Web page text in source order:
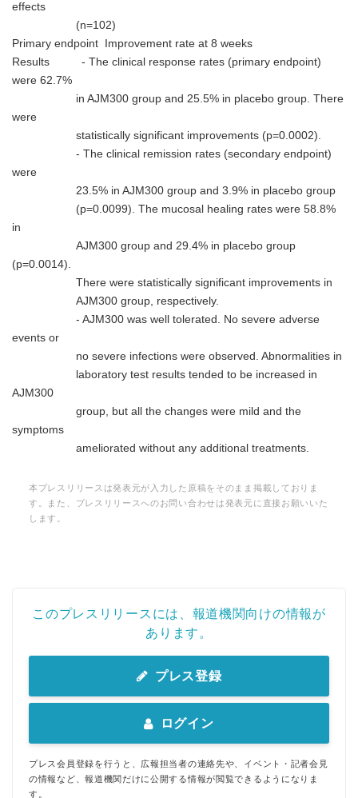
effects
(n=102)
Primary endpoint Improvement rate at 8 weeks
Results - The clinical response rates (primary endpoint)
were 62.7%
in AJM300 group and 25.5% in placebo group. There
were
statistically significant improvements (p=0.0002).
- The clinical remission rates (secondary endpoint)
were
23.5% in AJM300 group and 3.9% in placebo group
(p=0.0099). The mucosal healing rates were 58.8%
in
AJM300 group and 29.4% in placebo group
(p=0.0014).
There were statistically significant improvements in
AJM300 group, respectively.
- AJM300 was well tolerated. No severe adverse
events or
no severe infections were observed. Abnormalities in
laboratory test results tended to be increased in
AJM300
group, but all the changes were mild and the
symptoms
ameliorated without any additional treatments.
本プレスリリースは発表元が入力した原稿をそのまま掲載しておりま
す。また、プレスリリースへのお問い合わせは発表元に直接お願いいた
します。
このプレスリリースには、報道機関向けの情報が
あります。
プレス登録
ログイン
プレス会員登録を行うと、広報担当者の連絡先や、イベント・記者会見
の情報など、報道機関だけに公開する情報が閲覧できるようになりま
す。